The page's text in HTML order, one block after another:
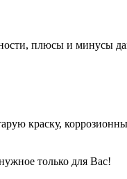
плюсы и минусы
краску,
только для Вас!